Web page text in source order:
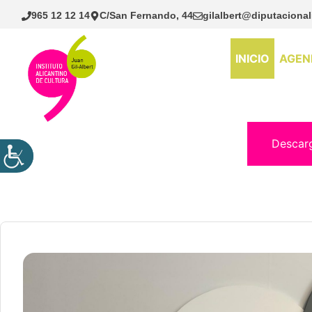
Saltar
965 12 12 14 C/San Fernando, 44
INICIO